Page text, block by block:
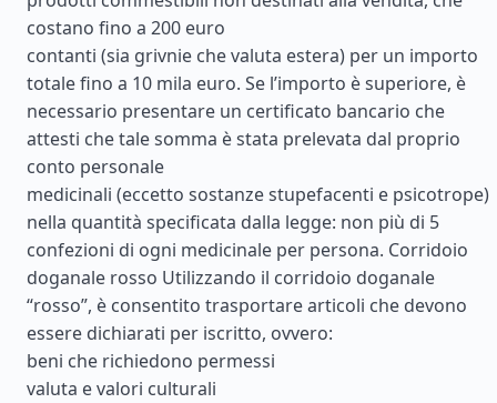
costano fino a 200 euro
contanti (sia grivnie che valuta estera) per un importo
totale fino a 10 mila euro. Se l’importo è superiore, è
necessario presentare un certificato bancario che
attesti che tale somma è stata prelevata dal proprio
conto personale
medicinali (eccetto sostanze stupefacenti e psicotrope)
nella quantità specificata dalla legge: non più di 5
confezioni di ogni medicinale per persona. Corridoio
doganale rosso Utilizzando il corridoio doganale
“rosso”, è consentito trasportare articoli che devono
essere dichiarati per iscritto, ovvero:
beni che richiedono permessi
valuta e valori culturali